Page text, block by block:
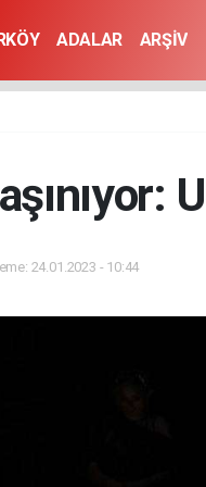
ADALAR ARŞİV
24.01.2023 - 10:44